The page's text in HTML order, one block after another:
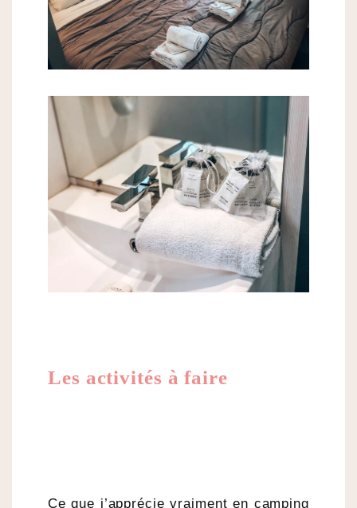
Les activités à faire
Ce que j’apprécie vraiment en camping